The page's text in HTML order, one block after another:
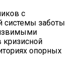
с
системы заботы
кризисной
опорных